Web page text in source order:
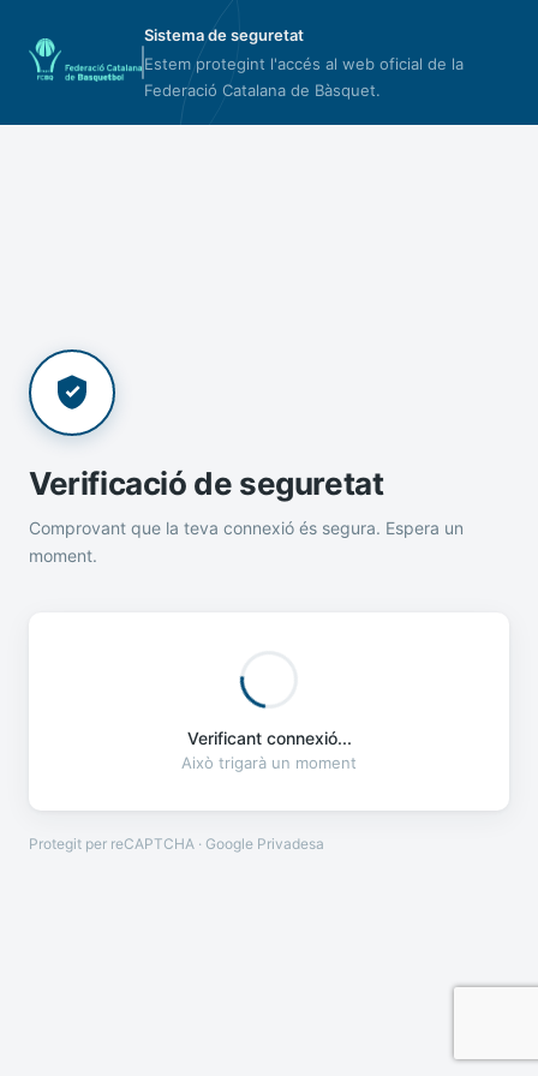
Sistema de seguretat
Estem protegint l'accés al web oficial de la
Federació Catalana de Bàsquet.
Verificació de seguretat
Comprovant que la teva connexió és segura. Espera un
moment.
Verificant connexió...
Això trigarà un moment
Protegit per reCAPTCHA · Google Privadesa